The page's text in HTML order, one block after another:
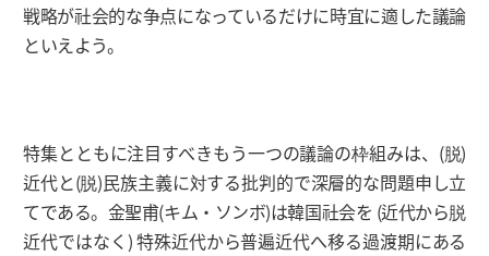
戦略が社会的な争点になっているだけに時宜に適した議論
といえよう。
特集とともに注目すべきもう一つの議論の枠組みは、(脱)
近代と(脱)民族主義に対する批判的で深層的な問題申し立
てである。金聖甫(キム・ソンボ)は韓国社会を (近代から脱
近代ではなく) 特殊近代から普遍近代へ移る過渡期にある